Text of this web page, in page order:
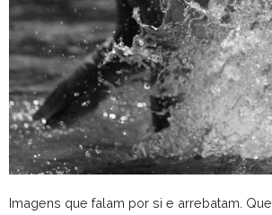
Imagens que falam por si e arrebatam.